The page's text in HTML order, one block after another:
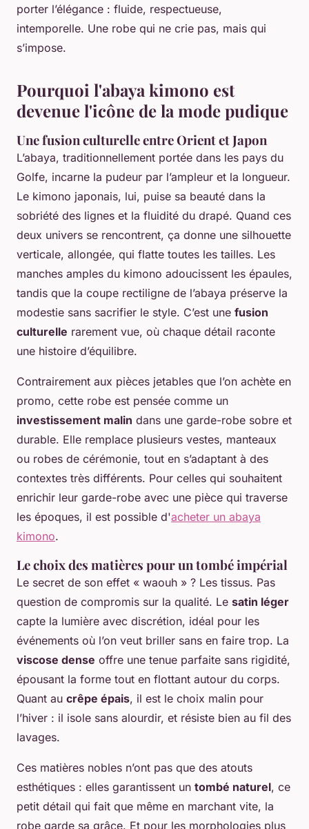
porter l’élégance : fluide, respectueuse,
intemporelle. Une robe qui ne crie pas, mais qui
s’impose.
Pourquoi l'abaya kimono est
devenue l'icône de la mode pudique
Une fusion culturelle entre Orient et Japon
L’abaya, traditionnellement portée dans les pays du
Golfe, incarne la pudeur par l’ampleur et la longueur.
Le kimono japonais, lui, puise sa beauté dans la
sobriété des lignes et la fluidité du drapé. Quand ces
deux univers se rencontrent, ça donne une silhouette
verticale, allongée, qui flatte toutes les tailles. Les
manches amples du kimono adoucissent les épaules,
tandis que la coupe rectiligne de l’abaya préserve la
modestie sans sacrifier le style. C’est une fusion
culturelle rarement vue, où chaque détail raconte
une histoire d’équilibre.
Contrairement aux pièces jetables que l’on achète en
promo, cette robe est pensée comme un
investissement malin dans une garde-robe sobre et
durable. Elle remplace plusieurs vestes, manteaux
ou robes de cérémonie, tout en s’adaptant à des
contextes très différents. Pour celles qui souhaitent
enrichir leur garde-robe avec une pièce qui traverse
les époques, il est possible d'acheter un abaya
kimono.
Le choix des matières pour un tombé impérial
Le secret de son effet « waouh » ? Les tissus. Pas
question de compromis sur la qualité. Le satin léger
capte la lumière avec discrétion, idéal pour les
événements où l’on veut briller sans en faire trop. La
viscose dense offre une tenue parfaite sans rigidité,
épousant la forme tout en flottant autour du corps.
Quant au crêpe épais, il est le choix malin pour
l’hiver : il isole sans alourdir, et résiste bien au fil des
lavages.
Ces matières nobles n’ont pas que des atouts
esthétiques : elles garantissent un tombé naturel, ce
petit détail qui fait que même en marchant vite, la
robe garde sa grâce. Et pour les morphologies plus